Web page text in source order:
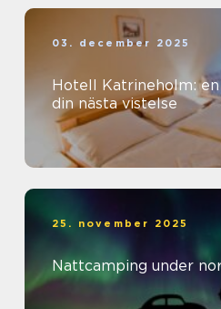
03. december 2025
Hotell Katrineholm:
din nästa vistelse
25. november 2025
Nattcamping under